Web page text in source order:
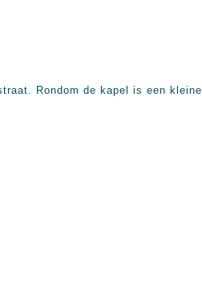
Rondom de kapel is een kleine